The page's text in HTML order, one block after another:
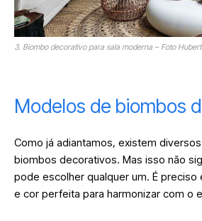
3. Biombo decorativo para sala moderna – Foto
Modelos de biombos
Como já adiantamos, existem
biombos decorativos. Mas isso não
pode escolher qualquer um. É preciso
e cor perfeita para harmonizar com o